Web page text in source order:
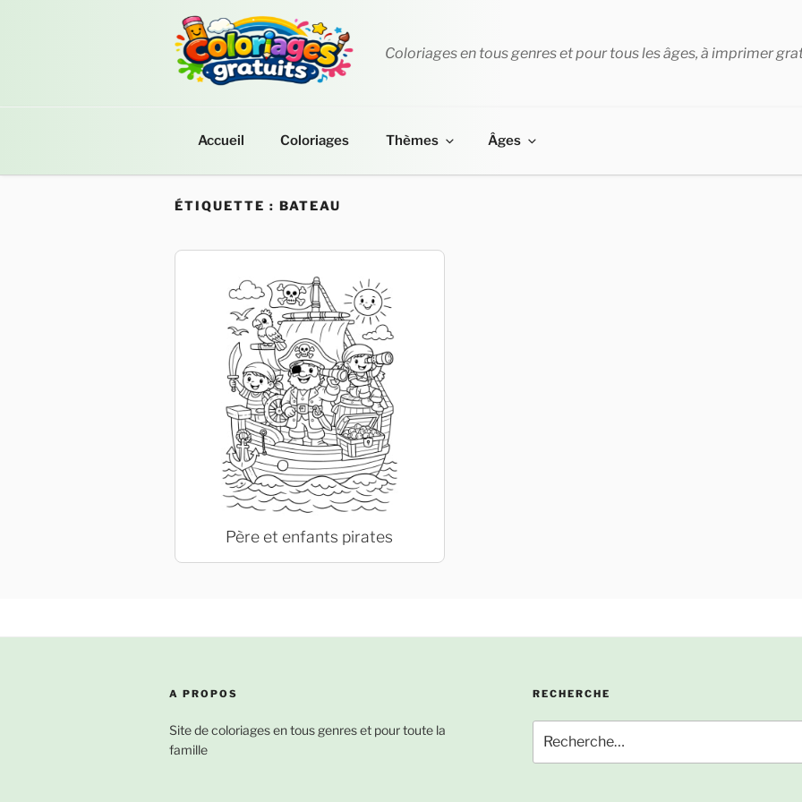
Coloriages en tous genres et pour tous les âges, à imprimer
Accueil Coloriages Thèmes Âges
ÉTIQUETTE : BATEAU
Père et enfants pirates
A PROPOS
Site de coloriages en tous genres et pour toute la
famille
RECHERCHE
pour
: